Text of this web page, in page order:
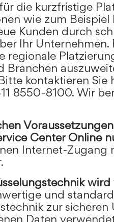
die kurzfristige
wie zum Beispiel
Kunden durch
Ihr Unternehmen.
regionale
Branchen
kontaktieren Sie
8550-8100. Wir
Center Online
Internet-Zugang
und
zur
Daten